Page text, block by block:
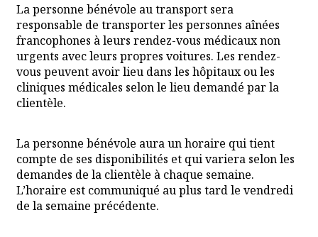
La personne bénévole au transport sera
responsable de transporter les personnes aînées
francophones à leurs rendez-vous médicaux non
urgents avec leurs propres voitures. Les rendez-
vous peuvent avoir lieu dans les hôpitaux ou les
cliniques médicales selon le lieu demandé par la
clientèle.
La personne bénévole aura un horaire qui tient
compte de ses disponibilités et qui variera selon les
demandes de la clientèle à chaque semaine.
L’horaire est communiqué au plus tard le vendredi
de la semaine précédente.